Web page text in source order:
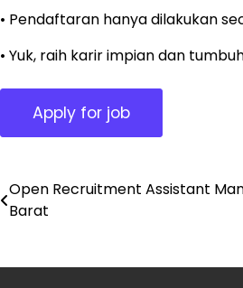
• Pendaftaran hanya dilakukan
• Yuk, raih karir impian dan
Post
Open Recruitment Assistant
Barat